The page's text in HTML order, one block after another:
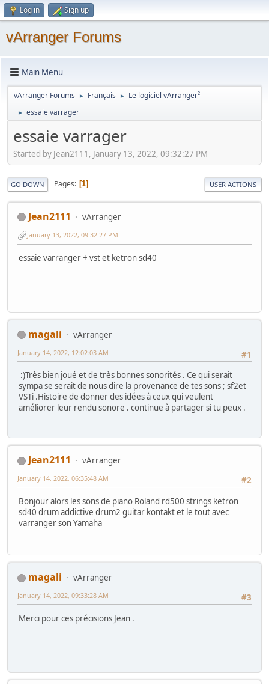
Log in Sign up
vArranger Forums
Main Menu
vArranger Forums ► Français ► Le logiciel vArranger²
► essaie varrager
essaie varrager
Started by Jean2111, January 13, 2022, 09:32:27 PM
GO DOWN Pages 1 USER ACTIONS
Jean2111 vArranger
January 13, 2022, 09:32:27 PM
essaie varranger + vst et ketron sd40
magali
vArranger
#1
January 14, 2022, 12:02:03 AM
:)Très bien joué et de très bonnes sonorités . Ce qui serait
sympa se serait de nous dire la provenance de tes sons ; sf2et
VSTi .Histoire de donner des idées à ceux qui veulent
améliorer leur rendu sonore . continue à partager si tu peux .
Jean2111
vArranger
#2
January 14, 2022, 06:35:48 AM
Bonjour alors les sons de piano Roland rd500 strings ketron
sd40 drum addictive drum2 guitar kontakt et le tout avec
varranger son Yamaha
magali
vArranger
#3
January 14, 2022, 09:33:28 AM
Merci pour ces précisions Jean .